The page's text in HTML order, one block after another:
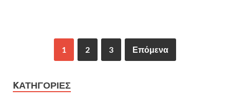
1 2 3 Επόμενα
KΑΤΗΓΟΡΊΕΣ